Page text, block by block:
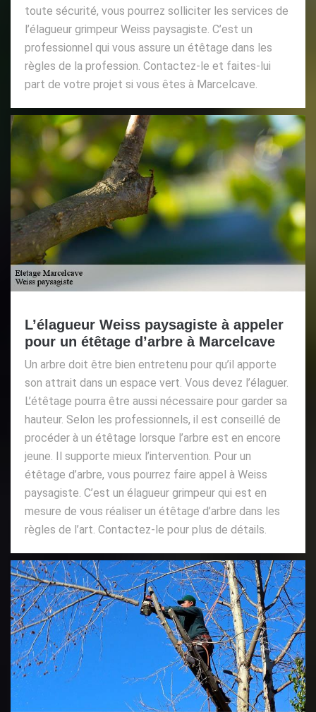
toute sécurité, vous pourrez solliciter les services de
l’élagueur grimpeur Weiss paysagiste. C’est un
professionnel qui vous assure un étêtage dans les
règles de la profession. Contactez-le et faites-lui
part de votre projet si vous êtes à Marcelcave.
L’élagueur Weiss paysagiste à appeler
pour un étêtage d’arbre à Marcelcave
Un arbre doit être bien entretenu pour qu’il apporte
son attrait dans un espace vert. Vous devez l’élaguer.
L’étêtage pourra être aussi nécessaire pour garder sa
hauteur. Selon les professionnels, il est conseillé de
procéder à un étêtage lorsque l’arbre est en encore
jeune. Il supporte mieux l’intervention. Pour un
étêtage d’arbre, vous pourrez faire appel à Weiss
paysagiste. C’est un élagueur grimpeur qui est en
mesure de vous réaliser un étêtage d’arbre dans les
règles de l’art. Contactez-le pour plus de détails.